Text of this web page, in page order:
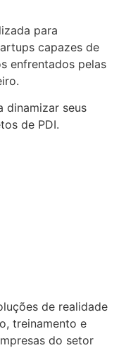
para
capazes de
enfrentados pelas
dinamizar seus
de PDI.
de realidade
treinamento e
do setor